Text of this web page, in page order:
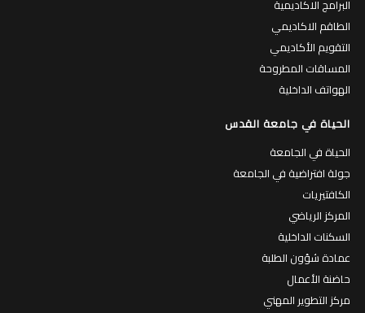
البرامج الاكاديمية
الطاقم الاكاديمي
التقويم الأكاديمي
المساقات المطروحة
الهواتف الداخلية
الحياة في جامعة القدس
الحياة في الجامعة
جولة افتراضية في الجامعة
الكافتيريات
المركز الرياضي
السكنات الداخلية
عمادة شؤون الطلبة
حاضنة الأعمال
مركز التطوير المهني